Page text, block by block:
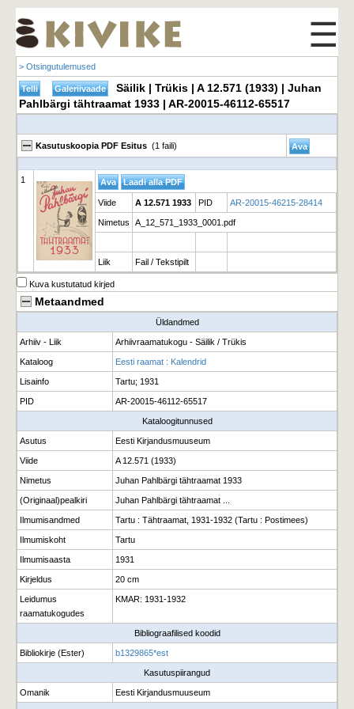
☰
> Otsingutulemused
Säilik | Trükis | A 12.571 (1933) | Juhan
Pahlbärgi tähtraamat 1933 | AR-20015-46112-65517
Kasutuskoopia PDF Esitus (1 faili)
1
Viide A 12.571 1933 PID AR-20015-46215-28414
Nimetus A_12_571_1933_0001.pdf
Liik Fail / Tekstipilt
Kuva kustutatud kirjed
Metaandmed
Üldandmed
Arhiiv - Liik Arhiivraamatukogu - Säilik / Trükis
Kataloog Eesti raamat : Kalendrid
Lisainfo Tartu; 1931
PID AR-20015-46112-65517
Kataloogitunnused
Asutus Eesti Kirjandusmuuseum
Viide A 12.571 (1933)
Nimetus Juhan Pahlbärgi tähtraamat 1933
(Originaal)pealkiri Juhan Pahlbärgi tähtraamat ...
Ilmumisandmed Tartu : Tähtraamat, 1931-1932 (Tartu : Postimees)
Ilmumiskoht Tartu
Ilmumisaasta 1931
Kirjeldus 20 cm
Leidumus
raamatukogudes
KMAR: 1931-1932
Bibliograafilised koodid
Bibliokirje (Ester) b1329865*est
Kasutuspiirangud
Omanik Eesti Kirjandusmuuseum